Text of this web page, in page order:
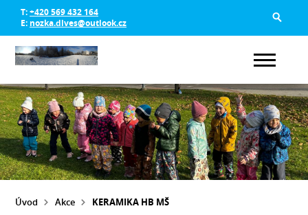
T:+420 569 432 164
E: nozka.dlves@outlook.cz
Úvod Akce KERAMIKA HB MŠ